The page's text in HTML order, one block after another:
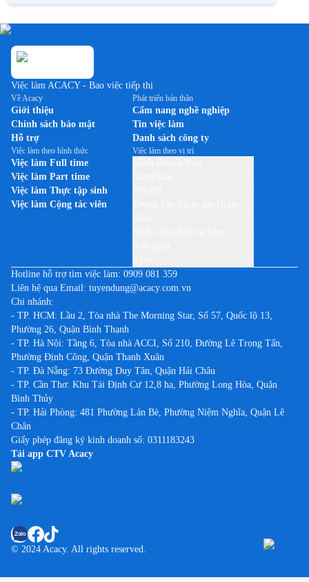
Việc làm ACACY - Bao việc tiếp thị
Về Acacy
Giới thiệu
Chính sách bảo mật
Hỗ trợ
Phát triển bản thân
Cẩm nang nghề nghiệp
Tin việc làm
Danh sách công ty
Việc làm theo hình thức
Việc làm Full time
Việc làm Part time
Việc làm Thực tập sinh
Việc làm Cộng tác viên
Việc làm theo vị trí
Hotline hỗ trợ tìm việc làm: 0909 081 359
Liên hệ qua Email: tuyendung@acacy.com.vn
Chi nhánh:
- TP. HCM: Lầu 2, Tòa nhà The Morning Star, Số 57, Quốc lộ 13,
Phường 26, Quận Bình Thạnh
- TP. Hà Nội: Tầng 6, Tòa nhà ACCI, Số 210, Đường Lê Trọng Tấn,
Phường Định Công, Quận Thanh Xuân
- TP. Đà Nẵng: 73 Đường Duy Tân, Quận Hải Châu
- TP. Cần Thơ: Khu Tái Định Cư 12,8 ha, Phường Long Hòa, Quận
Bình Thủy
- TP. Hải Phòng: 481 Phường Lán Bè, Phường Niệm Nghĩa, Quận Lê
Chân
Giấy phép đăng ký kinh doanh số: 0311183243
Tải app CTV Acacy
© 2024 Acacy. All rights reserved.